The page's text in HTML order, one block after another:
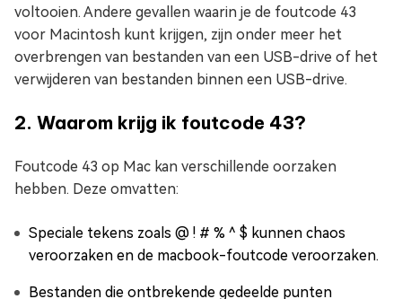
voltooien. Andere gevallen waarin je de foutcode 43
voor Macintosh kunt krijgen, zijn onder meer het
overbrengen van bestanden van een USB-drive of het
verwijderen van bestanden binnen een USB-drive.
2. Waarom krijg ik foutcode 43?
Foutcode 43 op Mac kan verschillende oorzaken
hebben. Deze omvatten:
Speciale tekens zoals @ ! # % ^ $ kunnen chaos
veroorzaken en de macbook-foutcode veroorzaken.
Bestanden die ontbrekende gedeelde punten